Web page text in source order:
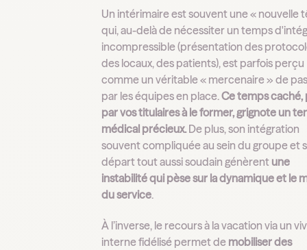
Un intérimaire est souvent une « nouvelle
qui, au-delà de nécessiter un temps
incompressible (présentation des
des locaux, des patients), est parfois perçu
comme un véritable « mercenaire » de
par les équipes en place.Ce temps caché,
par vos titulaires à le former, grignote un
médical précieux.De plus, son intégration
souvent compliquée au sein du groupe et
départ tout aussi soudain génèrent une
instabilité qui pèse sur la dynamique et le
du service.
À l’inverse, le recours à la vacation via un
interne fidélisé permet de mobiliser des